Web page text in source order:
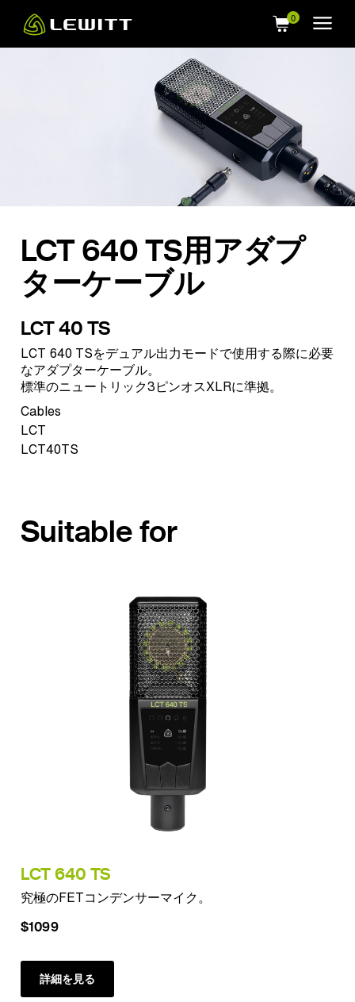
main
LCT 640 TS用アダプ
ターケーブル
LCT 40 TS
LCT 640 TSをデュアル出力モードで使用する際に必要
なアダプターケーブル。
標準のニュートリック3ピンオスXLRに準拠。
Cables
LCT
LCT40TS
Suitable for
LCT 640 TS
究極のFETコンデンサーマイク。
$1099
詳細を見る